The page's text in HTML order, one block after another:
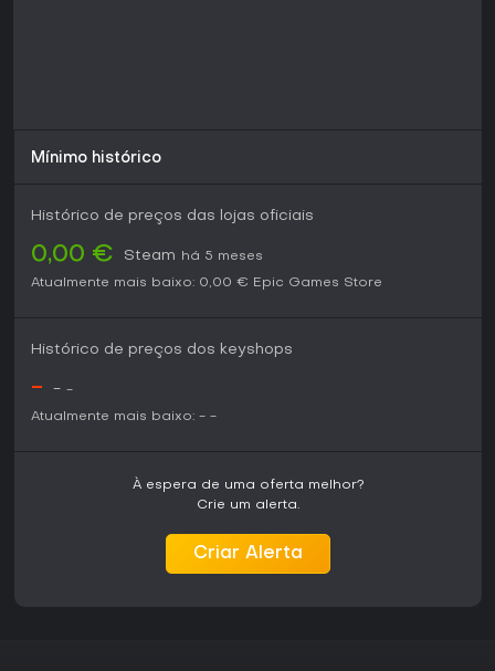
Mínimo histórico
Histórico de preços das lojas oficiais
0,00 € Steam
há 5 meses
Atualmente mais baixo: 0,00 € Epic Games Store
Histórico de preços dos keyshops
- - -
Atualmente mais baixo: - -
À espera de uma oferta melhor?
Crie um alerta.
Criar Alerta